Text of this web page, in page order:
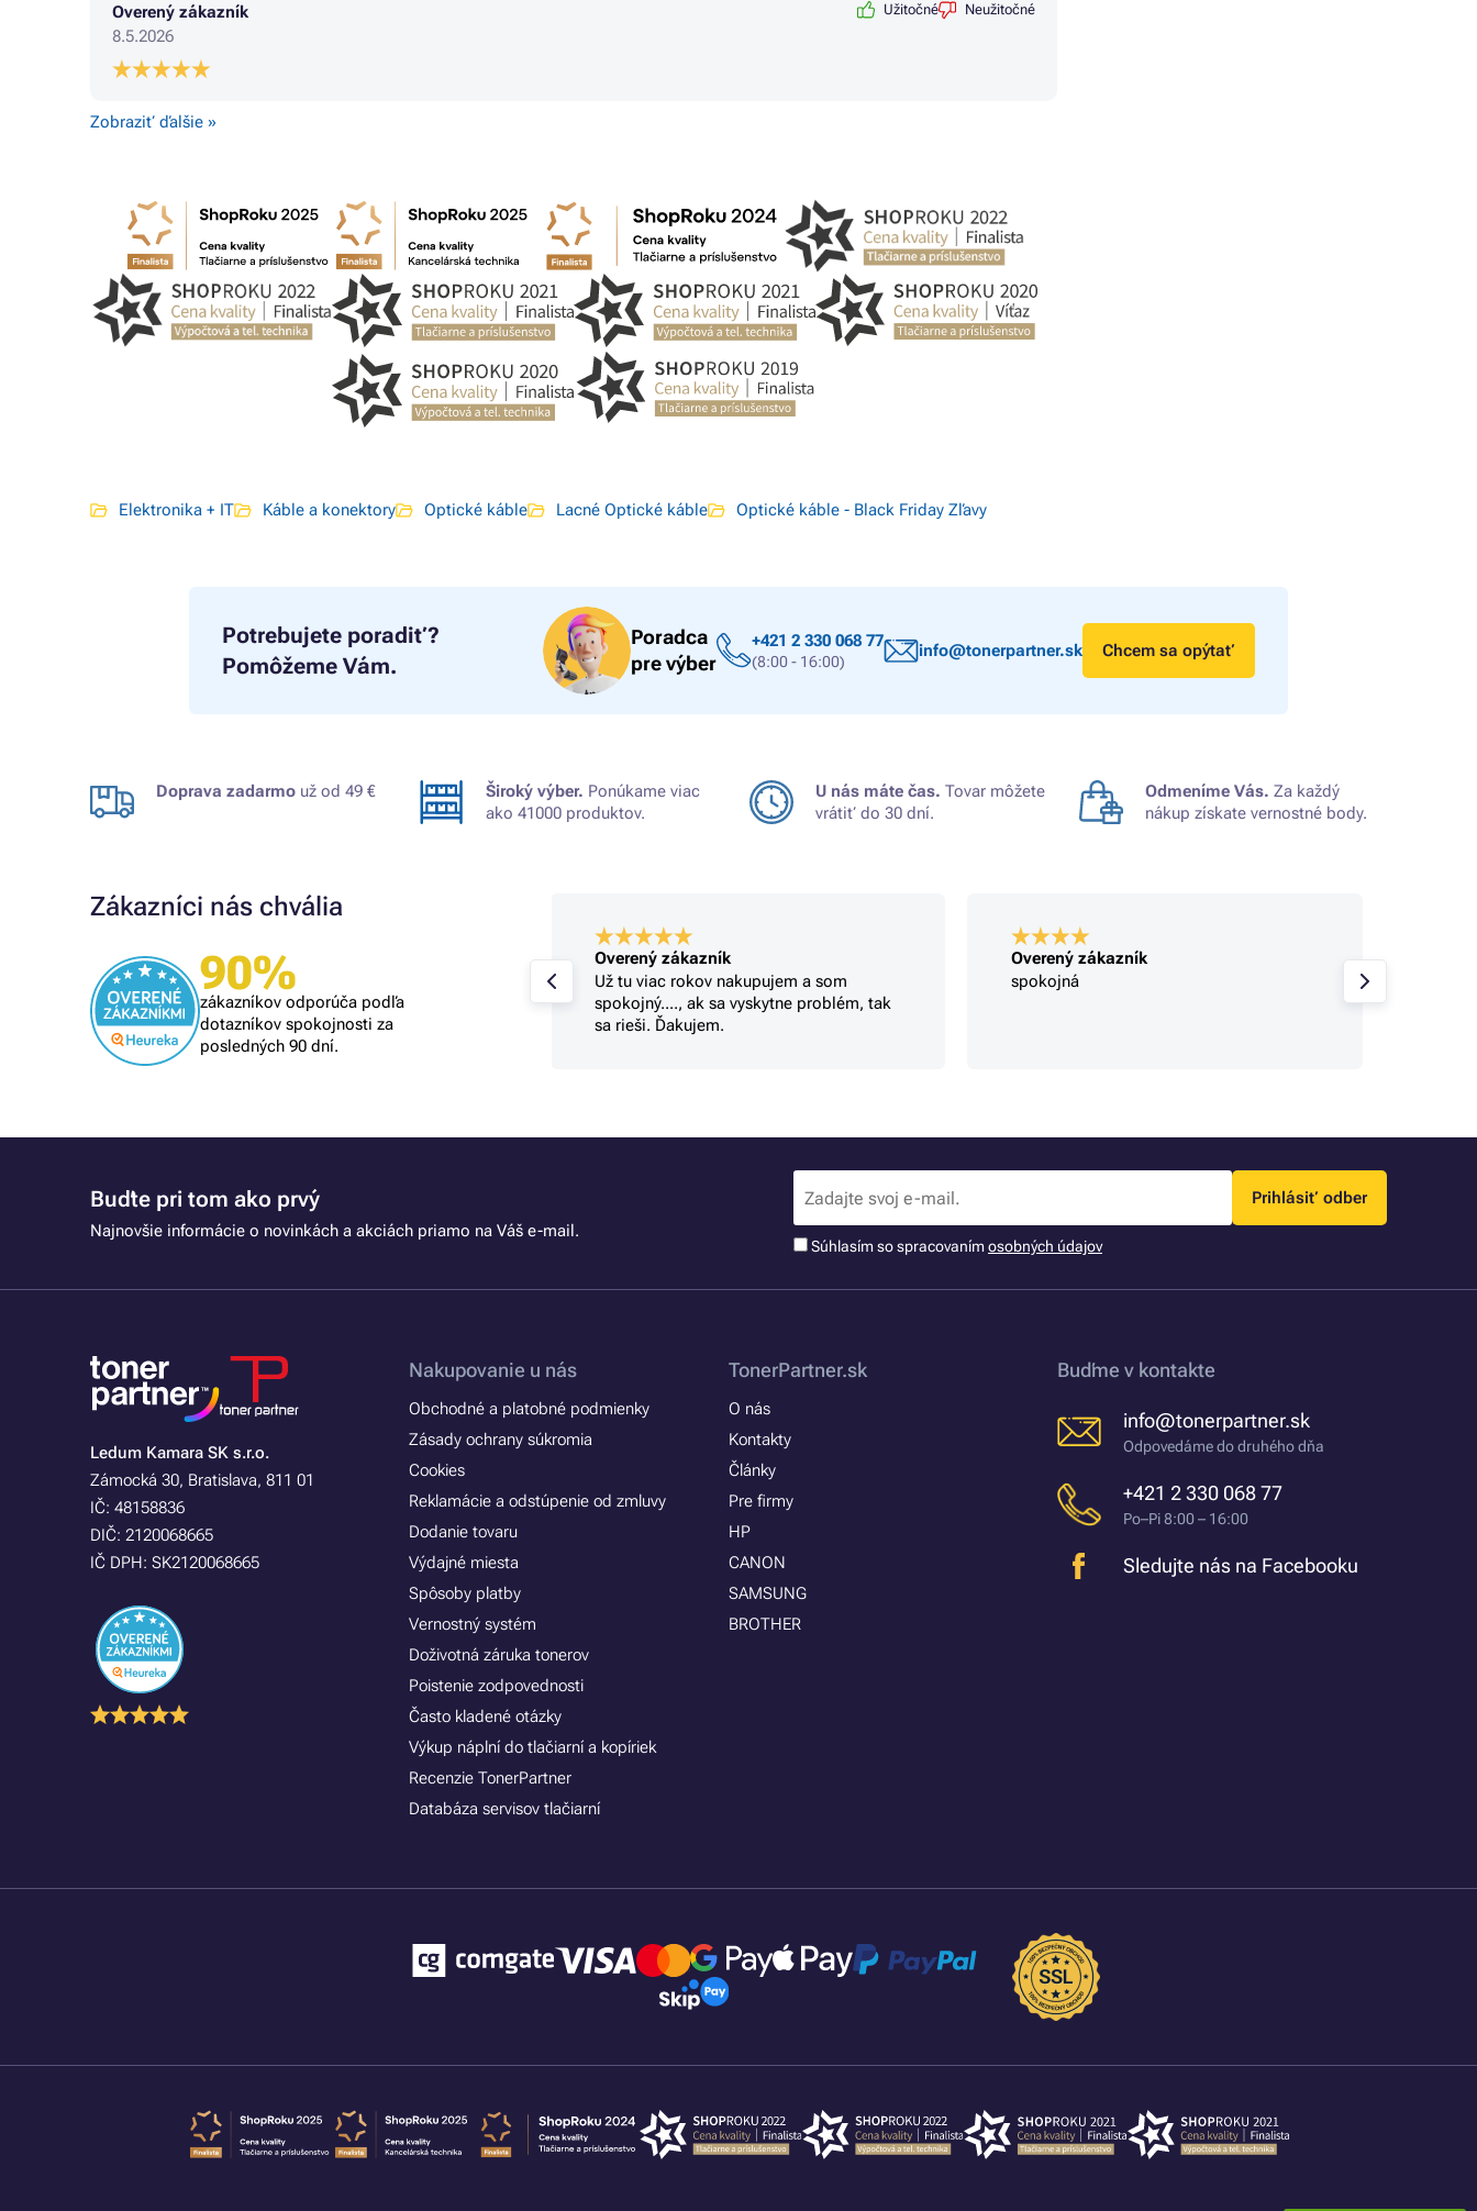
Overený zákazník
8.5.2026
Užitočné Neužitočné
Zobraziť ďalšie »
Elektronika + IT Káble a konektory Optické káble Lacné Optické káble Optické káble - Black Friday Zľavy
Potrebujete poradiť?
Pomôžeme Vám.
Poradca
pre výber
+421 2 330 068 77
(8:00 - 16:00)
info@tonerpartner.sk Chcem sa opýtať
Doprava zadarmo už od 49 € Široký výber. Ponúkame viac
ako 41000 produktov.
U nás máte čas. Tovar môžete
vrátiť do 30 dní.
Odmeníme Vás. Za každý
nákup získate vernostné body.
Zákazníci nás chvália
90%
zákazníkov odporúča podľa
dotazníkov spokojnosti za
posledných 90 dní.
Overený zákazník
rýchly nákup
Overený zákazník
Už tu viac rokov nakupujem a som
spokojný...., ak sa vyskytne problém, tak
sa rieši. Ďakujem.
Overený zákazník
spokojná
Buďte pri tom ako prvý
Najnovšie informácie o novinkách a akciách priamo na Váš e-mail.
Prihlásiť odber
Súhlasím so spracovanímosobných údajov
Ledum Kamara SK s.r.o.
Zámocká 30, Bratislava, 811 01
IČ: 48158836
DIČ: 2120068665
IČ DPH: SK2120068665
Nakupovanie u nás
Obchodné a platobné podmienky
Zásady ochrany súkromia
Cookies
Reklamácie a odstúpenie od zmluvy
Dodanie tovaru
Výdajné miesta
Spôsoby platby
Vernostný systém
Doživotná záruka tonerov
Poistenie zodpovednosti
Často kladené otázky
Výkup náplní do tlačiarní a kopíriek
Recenzie TonerPartner
Databáza servisov tlačiarní
TonerPartner.sk
O nás
Kontakty
Články
Pre firmy
HP
CANON
SAMSUNG
BROTHER
Buďme v kontakte
info@tonerpartner.sk
Odpovedáme do druhého dňa
+421 2 330 068 77
Po–Pi 8:00 – 16:00
Sledujte nás na Facebooku